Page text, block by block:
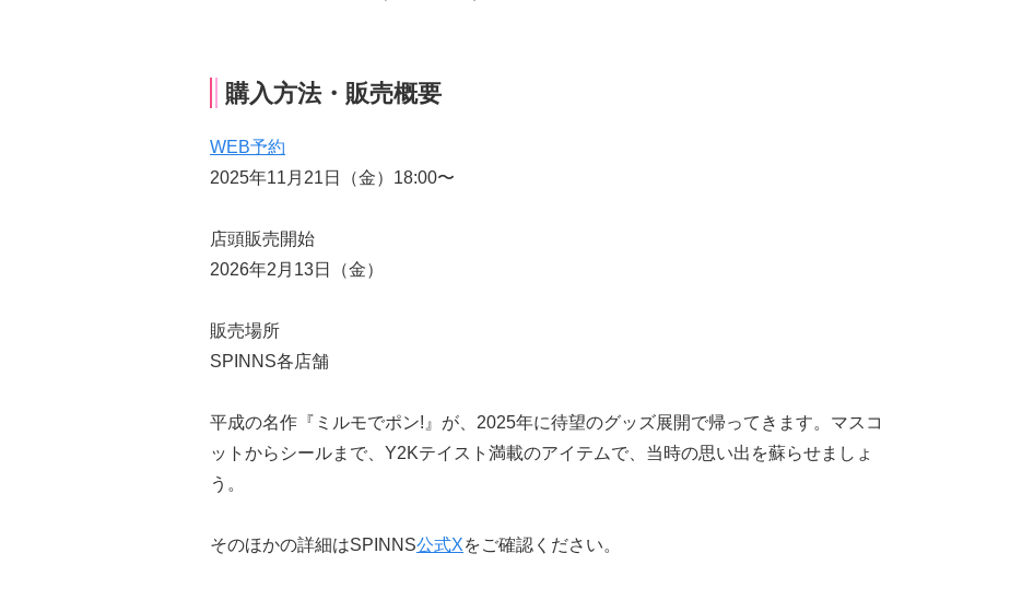
購入方法・販売概要
WEB予約
2025年11月21日（金）18:00〜
店頭販売開始
2026年2月13日（金）
販売場所
SPINNS各店舗
平成の名作『ミルモでポン!』が、2025年に待望のグッズ展開で帰ってきます。マスコ
ットからシールまで、Y2Kテイスト満載のアイテムで、当時の思い出を蘇らせましょ
う。
そのほかの詳細はSPINNS公式Xをご確認ください。